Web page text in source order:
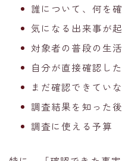
誰について、何を
気になる出来事が
対象者の普段の生
自分が直接確認し
まだ確認できてい
調査結果を知った
調査に使える予算